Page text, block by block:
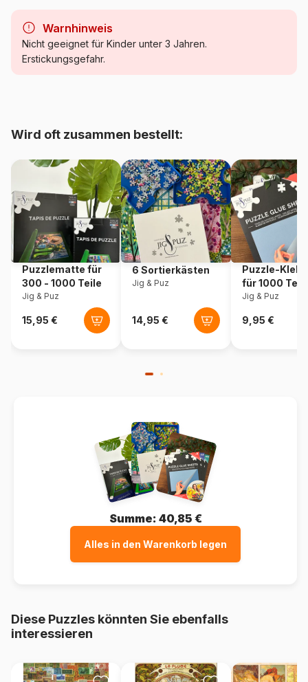
Kategorie
Puzzle - Ägypten, Pharaone
Herkunft Rumänien
Artikelnummer Dtoys-74843-65971-03
EAN 5947502874843
Teileanzahl 1000 Teile
Maße 68 x 47 cm
Warnhinweis
Nicht geeignet für Kinder unter 3 Jahren.
Erstickungsgefahr.
Wird oft zusammen bestellt:
Puzzlematte für
300 - 1000 Teile
Jig & Puz
6 Sortierkästen
Jig & Puz
Puzzle-
für 1000
Jig & Puz
Summe: 40,85 €
Alles in den Warenkorb legen
Diese Puzzles könnten Sie ebenfalls
interessieren